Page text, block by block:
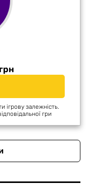
ігрову залежність.
гри